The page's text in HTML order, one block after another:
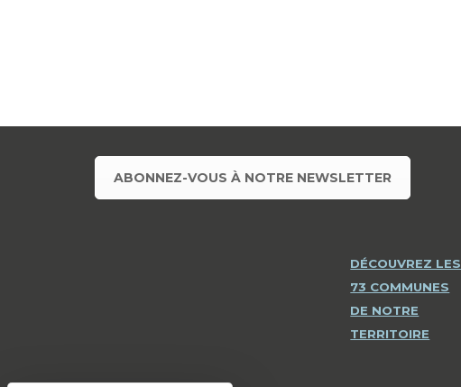
ABONNEZ-VOUS À NOTRE NEWSLETTER
DÉCOUVREZ LES
73 COMMUNES
DE NOTRE
TERRITOIRE